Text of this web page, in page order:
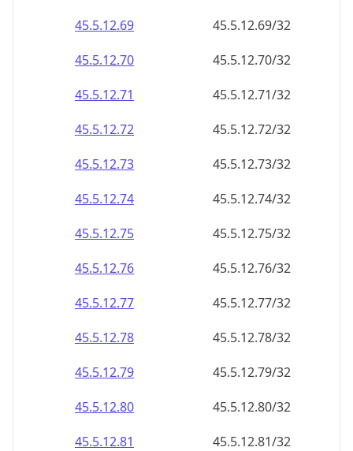
45.5.12.69
45.5.12.69/32
45.5.12.70
45.5.12.70/32
45.5.12.71
45.5.12.71/32
45.5.12.72
45.5.12.72/32
45.5.12.73
45.5.12.73/32
45.5.12.74
45.5.12.74/32
45.5.12.75
45.5.12.75/32
45.5.12.76
45.5.12.76/32
45.5.12.77
45.5.12.77/32
45.5.12.78
45.5.12.78/32
45.5.12.79
45.5.12.79/32
45.5.12.80
45.5.12.80/32
45.5.12.81
45.5.12.81/32